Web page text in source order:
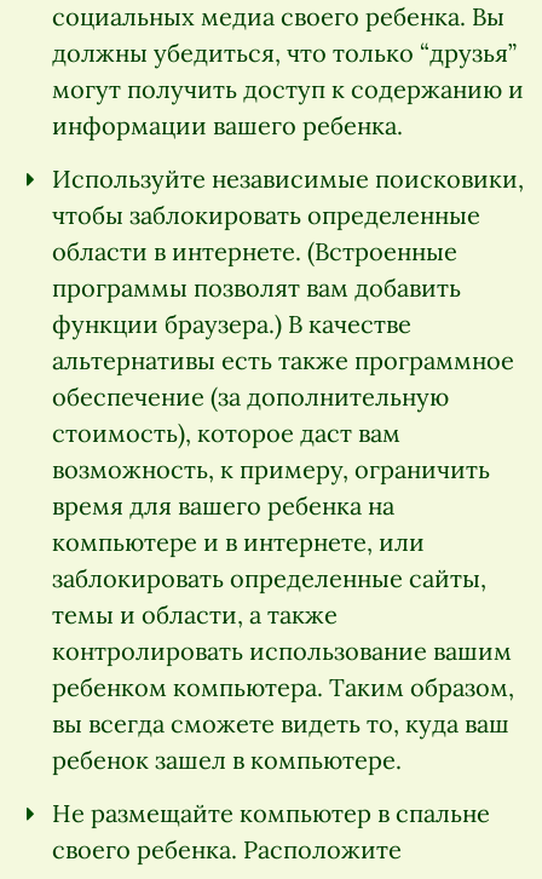
социальных медиа своего ребенка. Вы
должны убедиться, что только “друзья”
могут получить доступ к содержанию и
информации вашего ребенка.
Используйте независимые поисковики,
чтобы заблокировать определенные
области в интернете. (Встроенные
программы позволят вам добавить
функции браузера.) В качестве
альтернативы есть также программное
обеспечение (за дополнительную
стоимость), которое даст вам
возможность, к примеру, ограничить
время для вашего ребенка на
компьютере и в интернете, или
заблокировать определенные сайты,
темы и области, а также
контролировать использование вашим
ребенком компьютера. Таким образом,
вы всегда сможете видеть то, куда ваш
ребенок зашел в компьютере.
Не размещайте компьютер в спальне
своего ребенка. Расположите